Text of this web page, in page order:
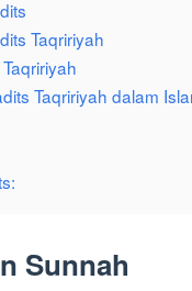
Taqririyah
Taqririyah dalam
Sunnah